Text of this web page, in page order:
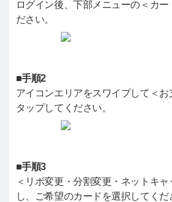
ログイン後、下部メニューの＜カー
ださい。
■手順2
アイコンエリアをスワイプして＜
タップしてください。
■手順3
＜リボ変更・分割変更・ネットキ
し、ご希望のカードを選択してくだ